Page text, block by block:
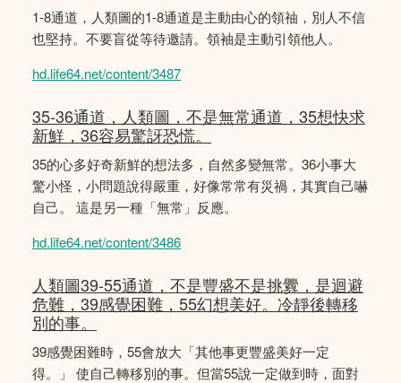
1-8通道，人類圖的1-8通道是主動由心的領䄂，別人不信
也堅持。不要盲從等待邀請。領袖是主動引領他人。
hd.life64.net/content/3487
35-36通道，人類圖，不是無常通道，35想快求
新鮮，36容易驚訝恐慌。
35的心多好奇新鮮的想法多，自然多變無常。36小事大
驚小怪，小問題說得嚴重，好像常常有災禍，其實自己嚇
自己。 這是另一種「無常」反應。
hd.life64.net/content/3486
人類圖39-55通道，不是豐盛不是挑釁，是迴避
危難，39感覺困難，55幻想美好。冷靜後轉移
別的事。
39感覺困難時，55會放大「其他事更豐盛美好一定
得。」 使自己轉移別的事。但當55說一定做到時，面對